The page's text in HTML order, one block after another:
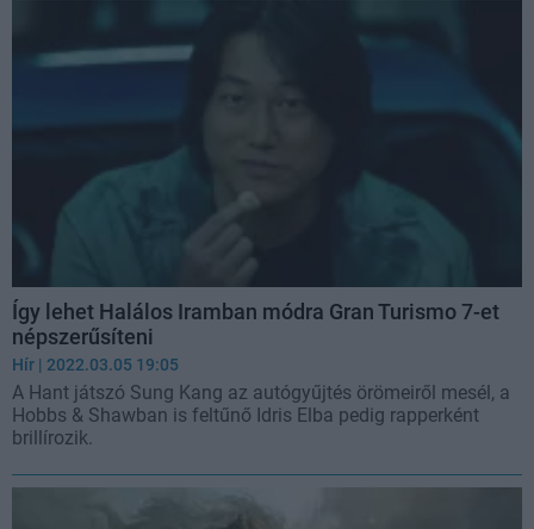
Így lehet Halálos Iramban módra Gran Turismo 7-et
népszerűsíteni
Hír | 2022.03.05 19:05
A Hant játszó Sung Kang az autógyűjtés örömeiről mesél, a
Hobbs & Shawban is feltűnő Idris Elba pedig rapperként
brillírozik.